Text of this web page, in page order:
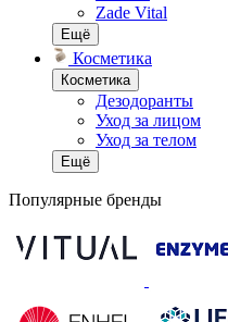
Zade Vital
Ещё
Косметика
Косметика
Дезодоранты
Уход за лицом
Уход за телом
Ещё
Популярные бренды